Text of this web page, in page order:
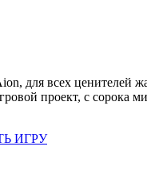
для всех ценителей
проект, с
ИГРУ